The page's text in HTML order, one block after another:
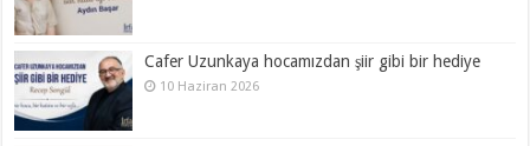
Cafer Uzunkaya hocamızdan şiir gibi bir hediye
10 Haziran 2026